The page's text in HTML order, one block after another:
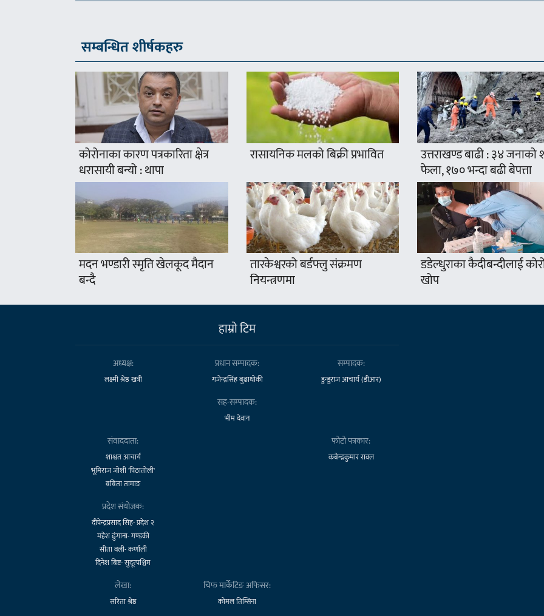
सम्बन्धित शीर्षकहरु
कोरोनाका कारण पत्रकारिता क्षेत्र
धरासायी बन्यो : थापा
रासायनिक मलको बिक्री प्रभावित उत्तराखण्ड बाढी : ३४ जनाको
फेला, १७० भन्दा बढी बेपत्ता
मदन भण्डारी स्मृति खेलकूद मैदान
बन्दै
तारकेश्वरको बर्डफ्लु संक्रमण
नियन्त्रणमा
डडेल्धुराका कैदीबन्दीलाई
खोप
हाम्राे टिम
अध्यक्ष:
लक्ष्मी श्रेष्ठ खत्री
प्रधान सम्पादक:
गजेन्द्रसिंह बुढाथोकी
सम्पादक:
डुन्डुराज आचार्य (डीआर)
सह-सम्पादक:
भीम देवान
संवाददाता:
शाश्वत आचार्य
भूमिराज जोशी 'पिठातोली'
बबिता तामाङ
फोटो पत्रकार:
कबेन्द्रकुमार रावल
प्रदेश संयोजक:
दीपेन्द्रप्रसाद सिंह- प्रदेश २
महेश ढुंगाना- गण्डकी
सीता वली- कर्णाली
दिनेश बिष्ट- सुदूरपश्चिम
लेखा:
सरिता श्रेष्ठ
चिफ मार्केटिङ अफिसर:
कोमल तिम्सिना